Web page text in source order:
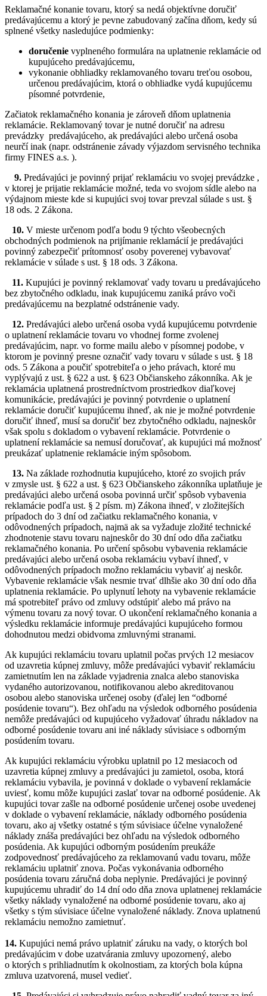
Reklamačné konanie tovaru, ktorý sa nedá objektívne doručiť
predávajúcemu a ktorý je pevne zabudovaný začína dňom, kedy sú
splnené všetky nasledujúce podmienky:
doručenie vyplneného formulára na uplatnenie reklamácie od
kupujúceho predávajúcemu,
vykonanie obhliadky reklamovaného tovaru treťou osobou,
určenou predávajúcim, ktorá o obhliadke vydá kupujúcemu
písomné potvrdenie,
Začiatok reklamačného konania je zároveň dňom uplatnenia
reklamácie. Reklamovaný tovar je nutné doručiť na adresu
prevádzky predávajúceho, ak predávajúci alebo určená osoba
neurčí inak (napr. odstránenie závady výjazdom servisného technika
firmy FINES a.s. ).
9. Predávajúci je povinný prijať reklamáciu vo svojej prevádzke ,
v ktorej je prijatie reklamácie možné, teda vo svojom sídle alebo na
výdajnom mieste kde si kupujúci svoj tovar prevzal súlade s ust. §
18 ods. 2 Zákona.
10. V mieste určenom podľa bodu 9 týchto všeobecných
obchodných podmienok na prijímanie reklamácií je predávajúci
povinný zabezpečiť prítomnosť osoby poverenej vybavovať
reklamácie v súlade s ust. § 18 ods. 3 Zákona.
11. Kupujúci je povinný reklamovať vady tovaru u predávajúceho
bez zbytočného odkladu, inak kupujúcemu zaniká právo voči
predávajúcemu na bezplatné odstránenie vady.
12. Predávajúci alebo určená osoba vydá kupujúcemu potvrdenie
o uplatnení reklamácie tovaru vo vhodnej forme zvolenej
predávajúcim, napr. vo forme mailu alebo v písomnej podobe, v
ktorom je povinný presne označiť vady tovaru v súlade s ust. § 18
ods. 5 Zákona a poučiť spotrebiteľa o jeho právach, ktoré mu
vyplývajú z ust. § 622 a ust. § 623 Občianskeho zákonníka. Ak je
reklamácia uplatnená prostredníctvom prostriedkov diaľkovej
komunikácie, predávajúci je povinný potvrdenie o uplatnení
reklamácie doručiť kupujúcemu ihneď, ak nie je možné potvrdenie
doručiť ihneď, musí sa doručiť bez zbytočného odkladu, najneskôr
však spolu s dokladom o vybavení reklamácie. Potvrdenie o
uplatnení reklamácie sa nemusí doručovať, ak kupujúci má možnosť
preukázať uplatnenie reklamácie iným spôsobom.
13. Na základe rozhodnutia kupujúceho, ktoré zo svojich práv
v zmysle ust. § 622 a ust. § 623 Občianskeho zákonníka uplatňuje je
predávajúci alebo určená osoba povinná určiť spôsob vybavenia
reklamácie podľa ust. § 2 písm. m) Zákona ihneď, v zložitejších
prípadoch do 3 dní od začiatku reklamačného konania, v
odôvodnených prípadoch, najmä ak sa vyžaduje zložité technické
zhodnotenie stavu tovaru najneskôr do 30 dní odo dňa začiatku
reklamačného konania. Po určení spôsobu vybavenia reklamácie
predávajúci alebo určená osoba reklamáciu vybaví ihneď, v
odôvodnených prípadoch možno reklamáciu vybaviť aj neskôr.
Vybavenie reklamácie však nesmie trvať dlhšie ako 30 dní odo dňa
uplatnenia reklamácie. Po uplynutí lehoty na vybavenie reklamácie
má spotrebiteľ právo od zmluvy odstúpiť alebo má právo na
výmenu tovaru za nový tovar. O ukončení reklamačného konania a
výsledku reklamácie informuje predávajúci kupujúceho formou
dohodnutou medzi obidvoma zmluvnými stranami.
Ak kupujúci reklamáciu tovaru uplatnil počas prvých 12 mesiacov
od uzavretia kúpnej zmluvy, môže predávajúci vybaviť reklamáciu
zamietnutím len na základe vyjadrenia znalca alebo stanoviska
vydaného autorizovanou, notifikovanou alebo akreditovanou
osobou alebo stanoviska určenej osoby (ďalej len “odborné
posúdenie tovaru“). Bez ohľadu na výsledok odborného posúdenia
nemôže predávajúci od kupujúceho vyžadovať úhradu nákladov na
odborné posúdenie tovaru ani iné náklady súvisiace s odborným
posúdením tovaru.
Ak kupujúci reklamáciu výrobku uplatnil po 12 mesiacoch od
uzavretia kúpnej zmluvy a predávajúci ju zamietol, osoba, ktorá
reklamáciu vybavila, je povinná v doklade o vybavení reklamácie
uviesť, komu môže kupujúci zaslať tovar na odborné posúdenie. Ak
kupujúci tovar zašle na odborné posúdenie určenej osobe uvedenej
v doklade o vybavení reklamácie, náklady odborného posúdenia
tovaru, ako aj všetky ostatné s tým súvisiace účelne vynaložené
náklady znáša predávajúci bez ohľadu na výsledok odborného
posúdenia. Ak kupujúci odborným posúdením preukáže
zodpovednosť predávajúceho za reklamovanú vadu tovaru, môže
reklamáciu uplatniť znova. Počas vykonávania odborného
posúdenia tovaru záručná doba neplynie. Predávajúci je povinný
kupujúcemu uhradiť do 14 dní odo dňa znova uplatnenej reklamácie
všetky náklady vynaložené na odborné posúdenie tovaru, ako aj
všetky s tým súvisiace účelne vynaložené náklady. Znova uplatnenú
reklamáciu nemožno zamietnuť.
14. Kupujúci nemá právo uplatniť záruku na vady, o ktorých bol
predávajúcim v dobe uzatvárania zmluvy upozornený, alebo
o ktorých s prihliadnutím k okolnostiam, za ktorých bola kúpna
zmluva uzatvorená, musel vedieť.